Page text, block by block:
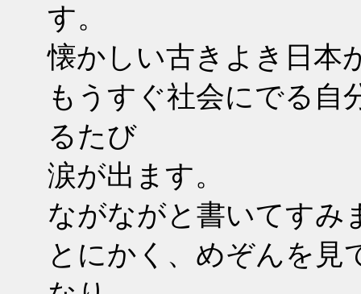
す。
懐かしい古きよき日本
もうすぐ社会にでる自
るたび
涙が出ます。
ながながと書いてすみ
とにかく、めぞんを見